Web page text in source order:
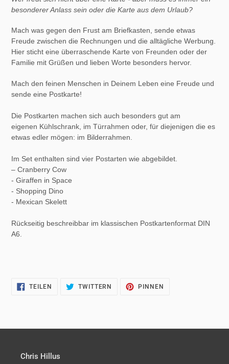
hinzugefügt
besonderer Anlass sein oder die Karte aus dem Urlaub?
Mach was gegen den Frust am Briefkasten, sende etwas
Freude zwischen die Rechnungen und die alltägliche Werbung.
Hier sticht eine überraschende Karte von Freunden oder der
Familie mit Grüßen und lieben Worte besonders hervor.
Mach den feinen Menschen in Deinem Leben eine Freude und
sende eine Postkarte!
Die Postkarten machen sich auch besonders gut am
eigenen Kühlschrank, im Türrahmen oder, für diejenigen die es
etwas edler mögen: im Bilderrahmen.
Im Set enthalten sind vier Postarten wie abgebildet.
– Cranberry Cow
- Giraffen in Space
- Shopping Dino
- Mexican Skelett
Rückseitig beschreibbar im klassischen Postkartenformat DIN
A6.
TEILEN
FACEBOOK
TWITTERN
TWITTER
PINNEN
Chris Hillus